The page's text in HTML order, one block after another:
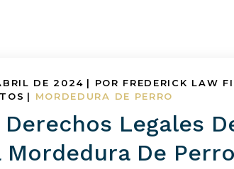
DE 2024 | POR FREDERICK LAW
| MORDEDURA DE PERRO
Derechos Legales
Mordedura De